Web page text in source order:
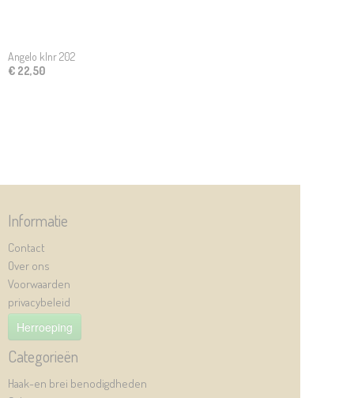
Angelo klnr 202
€ 22,50
Informatie
Contact
Over ons
Voorwaarden
privacybeleid
Herroeping
Categorieën
Haak-en brei benodigdheden